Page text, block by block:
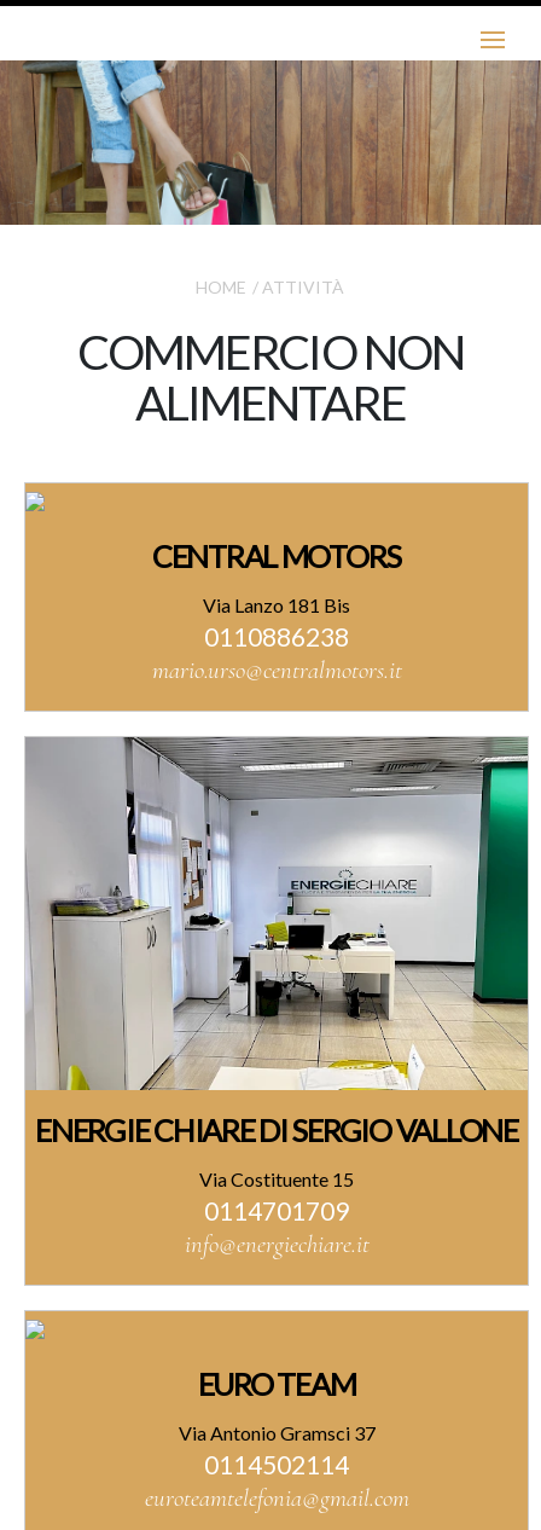
HOME / ATTIVITÀ
COMMERCIO NON
ALIMENTARE
CENTRAL MOTORS
Via Lanzo 181 Bis
0110886238
mario.urso@centralmotors.it
ENERGIE CHIARE DI SERGIO VALLONE
Via Costituente 15
0114701709
info@energiechiare.it
EURO TEAM
Via Antonio Gramsci 37
0114502114
euroteamtelefonia@gmail.com